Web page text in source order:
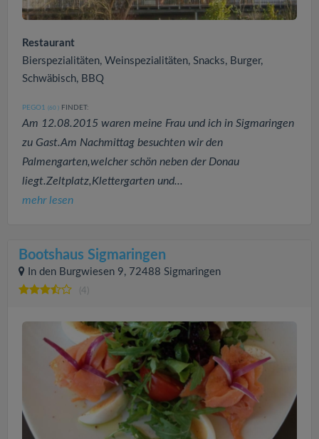
Restaurant
Bierspezialitäten, Weinspezialitäten, Snacks, Burger,
Schwäbisch, BBQ
PEGO1 (60 ) FINDET:
Am 12.08.2015 waren meine Frau und ich in Sigmaringen
zu Gast.Am Nachmittag besuchten wir den
Palmengarten,welcher schön neben der Donau
liegt.Zeltplatz,Klettergarten und...
mehr lesen
Bootshaus Sigmaringen
In den Burgwiesen 9, 72488 Sigmaringen
(4)